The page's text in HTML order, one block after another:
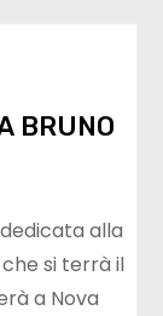
BRUNO
alla
si terrà il
a Nova